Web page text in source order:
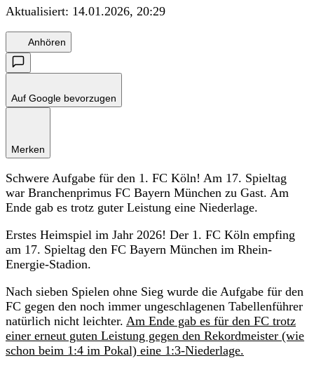
Aktualisiert: 14.01.2026, 20:29
Anhören
Auf Google bevorzugen
Merken
Schwere Aufgabe für den 1. FC Köln! Am 17. Spieltag
war Branchenprimus FC Bayern München zu Gast. Am
Ende gab es trotz guter Leistung eine Niederlage.
Erstes Heimspiel im Jahr 2026! Der 1. FC Köln empfing
am 17. Spieltag den FC Bayern München im Rhein-
Energie-Stadion.
Nach sieben Spielen ohne Sieg wurde die Aufgabe für den
FC gegen den noch immer ungeschlagenen Tabellenführer
natürlich nicht leichter. Am Ende gab es für den FC trotz
einer erneut guten Leistung gegen den Rekordmeister (wie
schon beim 1:4 im Pokal) eine 1:3-Niederlage.